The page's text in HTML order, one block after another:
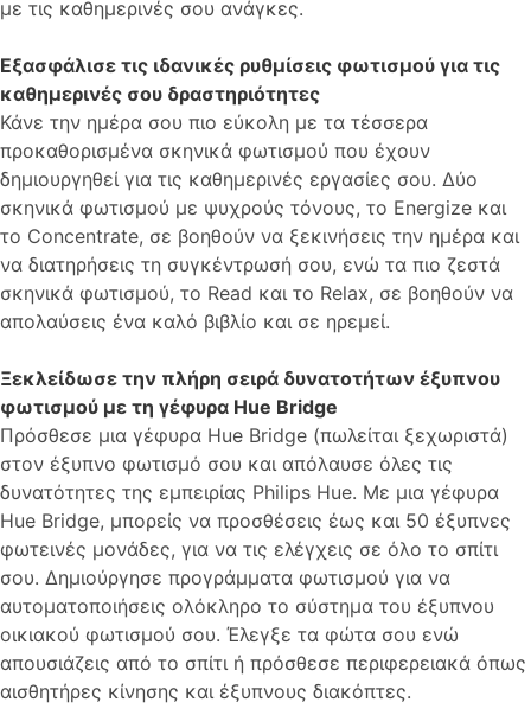
με τις καθημερινές σου ανάγκες.
Εξασφάλισε τις ιδανικές ρυθμίσεις φωτισμού για τις
καθημερινές σου δραστηριότητες
Κάνε την ημέρα σου πιο εύκολη με τα τέσσερα
προκαθορισμένα σκηνικά φωτισμού που έχουν
δημιουργηθεί για τις καθημερινές εργασίες σου. Δύο
σκηνικά φωτισμού με ψυχρούς τόνους, το Energize και
το Concentrate, σε βοηθούν να ξεκινήσεις την ημέρα και
να διατηρήσεις τη συγκέντρωσή σου, ενώ τα πιο ζεστά
σκηνικά φωτισμού, το Read και το Relax, σε βοηθούν να
απολαύσεις ένα καλό βιβλίο και σε ηρεμεί.
Ξεκλείδωσε την πλήρη σειρά δυνατοτήτων έξυπνου
φωτισμού με τη γέφυρα Hue Bridge
Πρόσθεσε μια γέφυρα Hue Bridge (πωλείται ξεχωριστά)
στον έξυπνο φωτισμό σου και απόλαυσε όλες τις
δυνατότητες της εμπειρίας Philips Hue. Με μια γέφυρα
Hue Bridge, μπορείς να προσθέσεις έως και 50 έξυπνες
φωτεινές μονάδες, για να τις ελέγχεις σε όλο το σπίτι
σου. Δημιούργησε προγράμματα φωτισμού για να
αυτοματοποιήσεις ολόκληρο το σύστημα του έξυπνου
οικιακού φωτισμού σου. Έλεγξε τα φώτα σου ενώ
απουσιάζεις από το σπίτι ή πρόσθεσε περιφερειακά όπως
αισθητήρες κίνησης και έξυπνους διακόπτες.